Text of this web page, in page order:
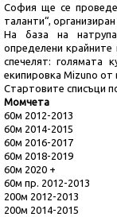
София ще се
таланти“,
На база на
определени крайните
спечелят: голямата
екипировка Mizuno от
Стартовите списъци
Момчета
60м 2012-2013
60м 2014-2015
60м 2016-2017
60м 2018-2019
60м 2020 +
60м пр. 2012-2013
200м 2012-2013
200м 2014-2015